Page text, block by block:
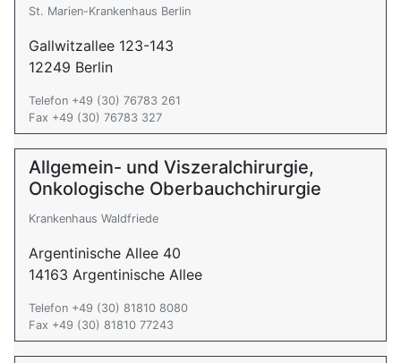
St. Marien-Krankenhaus Berlin
Gallwitzallee 123-143
12249 Berlin
Telefon +49 (30) 76783 261
Fax +49 (30) 76783 327
Allgemein- und Viszeralchirurgie,
Onkologische Oberbauchchirurgie
Krankenhaus Waldfriede
Argentinische Allee 40
14163 Argentinische Allee
Telefon +49 (30) 81810 8080
Fax +49 (30) 81810 77243